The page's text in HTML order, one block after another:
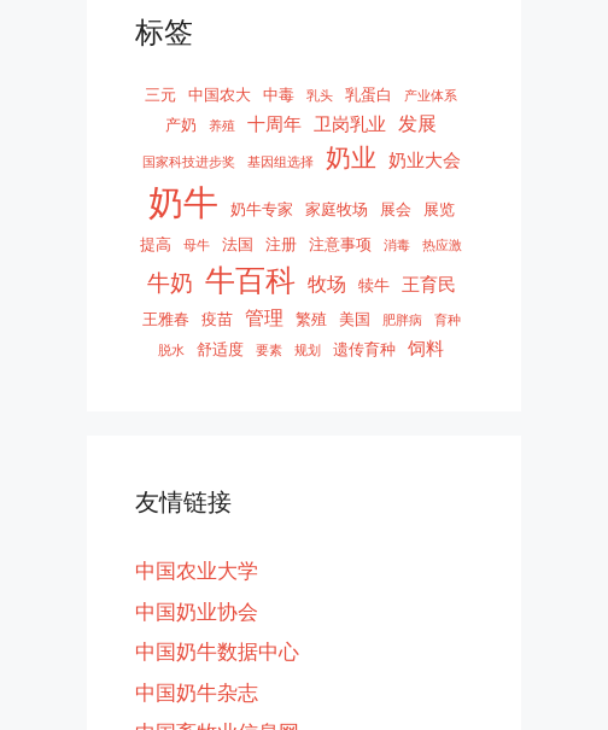
标签
三元 中国农大 中毒 乳头 乳蛋白 产业体系
产奶 养殖 十周年 卫岗乳业 发展
国家科技进步奖 基因组选择 奶业 奶业大会
奶牛 奶牛专家 家庭牧场 展会
展览
提高
母牛 法国 注册 注意事项 消毒 热应激
牛奶 牛百科 牧场 犊牛 王育民
王雅春 疫苗 管理 繁殖 美国 肥胖病
育种
脱水
舒适度 要素 规划 遗传育种 饲料
友情链接
中国农业大学
中国奶业协会
中国奶牛数据中心
中国奶牛杂志